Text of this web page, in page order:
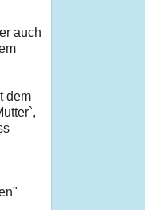
auch
dem